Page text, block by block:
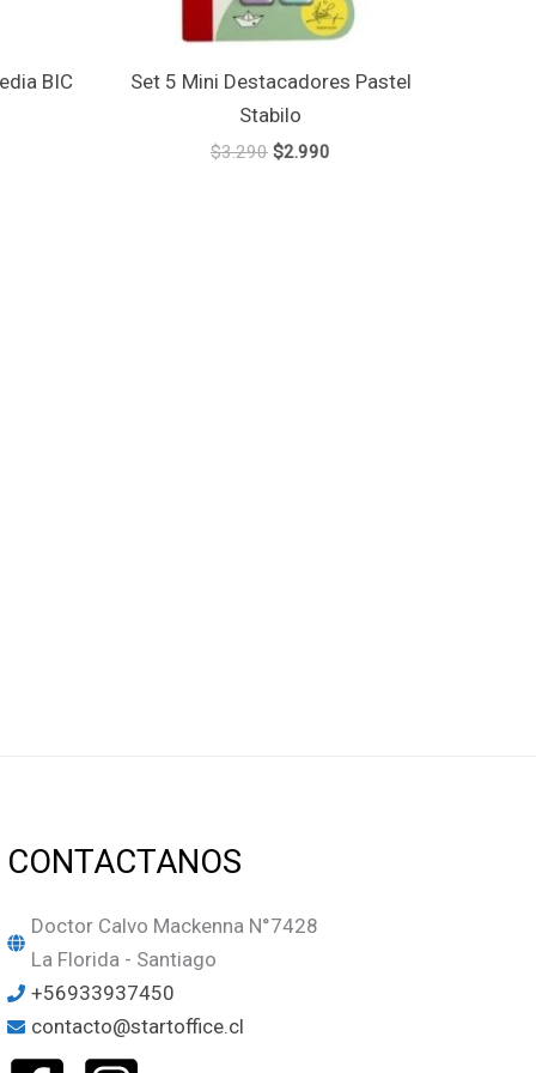
BIC
Set 5 Mini Destacadores Pastel
Stabilo
$3.290 $2.990
CONTACTANOS
Doctor Calvo Mackenna N°7428
La Florida - Santiago
+56933937450
contacto@startoffice.cl